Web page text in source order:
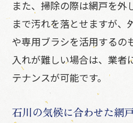
不具合発生時の網戸
網戸の開閉不良
たるみや歪みが
フレームゆがみ時
網戸の戸車や隙
サッシに合った網
また、掃除の際は網戸を外
まで汚れを落とせますが、
や専用ブラシを活用するの
入れが難しい場合は、業者
テナンスが可能です。
石川の気候に合わせた網